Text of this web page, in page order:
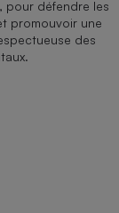
pour défendre les
promouvoir une
des